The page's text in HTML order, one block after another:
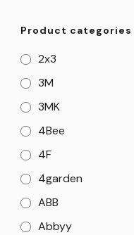
Product categories
2x3
3M
3MK
4Bee
4F
4garden
ABB
Abbyy